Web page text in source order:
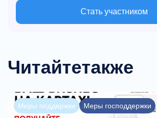
Стать участником
Читайтетакже
Меры поддержки Меры господдержки